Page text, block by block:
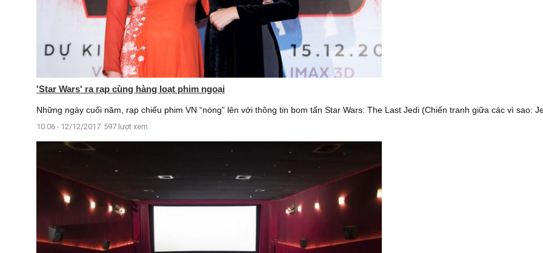
'Star Wars' ra rạp cùng hàng loạt phim ngoại
Những ngày cuối năm, rạp chiếu phim VN “nóng” lên với thông tin bom tấn Star Wars: The Last Jedi (Chiến tranh giữa các vì sao:
10:06 - 12/12/2017 597 lượt xem